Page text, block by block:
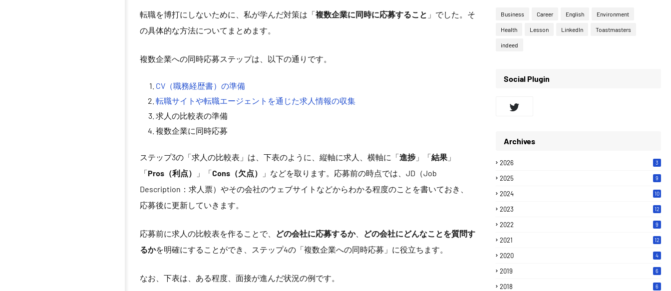
転職を博打にしないために、私が学んだ対策は「複数企業に同時に応募すること 」でした。そ
の具体的な方法についてまとめます。
複数企業への同時応募ステップは、以下の通りです。
CV（職務経歴書）の準備
転職サイトや転職エージェントを通じた求人情報の収集
求人の比較表の準備
複数企業に同時応募
ステップ3の「求人の比較表」は、下表のように、縦軸に求人、横軸に「進捗」「結果 」
「Pros（利点） 」「Cons（欠点）
」などを取ります。応募前の時点では、JD（Job
Description：求人票）やその会社のウェブサイトなどからわかる程度のことを書いておき、
応募後に更新していきます。
応募前に求人の比較表を作ることで、 どの会社に応募するか、
どの会社にどんなことを質問す
るかを明確にすることができ、ステップ4の「複数企業への同時応募」に役立ちます。
なお、下表は、ある程度、面接が進んだ状況の例です。
Business Career English Environment
Health Lesson LinkedIn Toastmasters
indeed
Social Plugin
Archives
2026 3
2025 9
2024 10
2023 12
2022 9
2021 12
2020 4
2019 6
2018 6